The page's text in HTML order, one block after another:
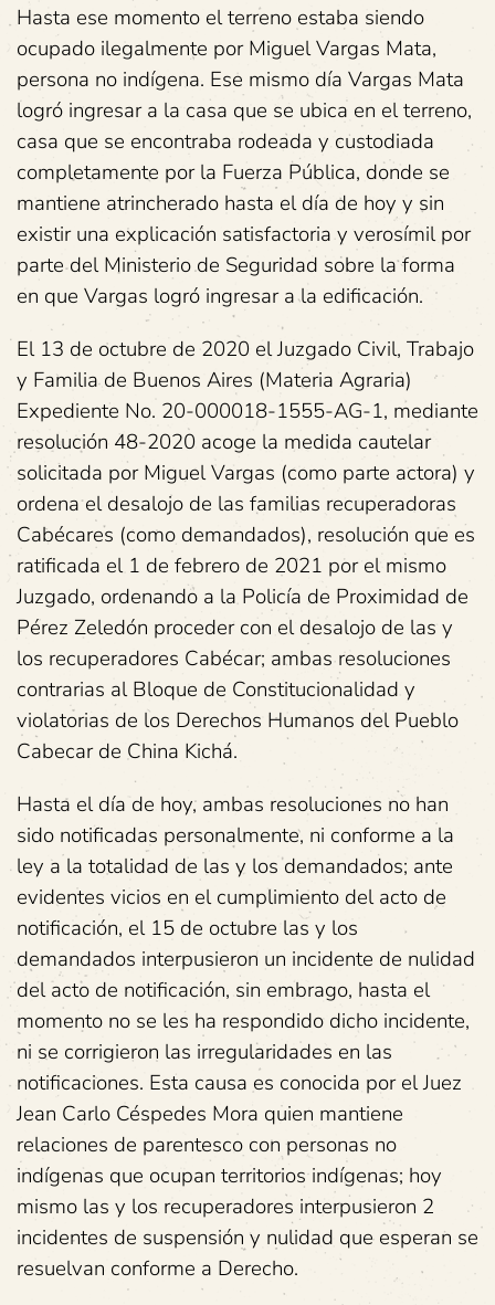
Hasta ese momento el terreno estaba siendo
ocupado ilegalmente por Miguel Vargas Mata,
persona no indígena. Ese mismo día Vargas Mata
logró ingresar a la casa que se ubica en el terreno,
casa que se encontraba rodeada y custodiada
completamente por la Fuerza Pública, donde se
mantiene atrincherado hasta el día de hoy y sin
existir una explicación satisfactoria y verosímil por
parte del Ministerio de Seguridad sobre la forma
en que Vargas logró ingresar a la edificación.
El 13 de octubre de 2020 el Juzgado Civil, Trabajo
y Familia de Buenos Aires (Materia Agraria)
Expediente No. 20-000018-1555-AG-1, mediante
resolución 48-2020 acoge la medida cautelar
solicitada por Miguel Vargas (como parte actora) y
ordena el desalojo de las familias recuperadoras
Cabécares (como demandados), resolución que es
ratificada el 1 de febrero de 2021 por el mismo
Juzgado, ordenando a la Policía de Proximidad de
Pérez Zeledón proceder con el desalojo de las y
los recuperadores Cabécar; ambas resoluciones
contrarias al Bloque de Constitucionalidad y
violatorias de los Derechos Humanos del Pueblo
Cabecar de China Kichá.
Hasta el día de hoy, ambas resoluciones no han
sido notificadas personalmente, ni conforme a la
ley a la totalidad de las y los demandados; ante
evidentes vicios en el cumplimiento del acto de
notificación, el 15 de octubre las y los
demandados interpusieron un incidente de nulidad
del acto de notificación, sin embrago, hasta el
momento no se les ha respondido dicho incidente,
ni se corrigieron las irregularidades en las
notificaciones. Esta causa es conocida por el Juez
Jean Carlo Céspedes Mora quien mantiene
relaciones de parentesco con personas no
indígenas que ocupan territorios indígenas; hoy
mismo las y los recuperadores interpusieron 2
incidentes de suspensión y nulidad que esperan se
resuelvan conforme a Derecho.